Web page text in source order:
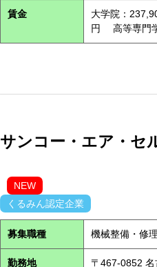
賃金
大学院：
円 高等専門
サンコー・エア・セ
NEW
くるみん認定企業
募集職種 機械整備・修
勤務地
〒467-0852